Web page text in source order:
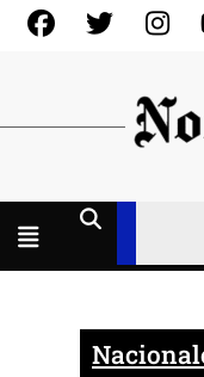
Skip
FacebookGorjeo